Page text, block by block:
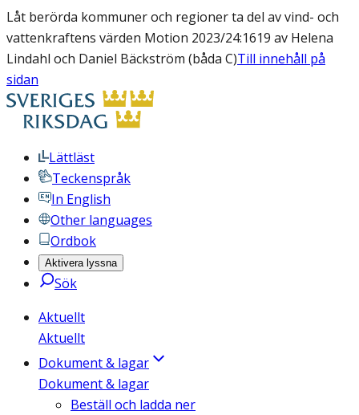
Låt berörda kommuner och regioner ta del av vind- och
vattenkraftens värden Motion 2023/24:1619 av Helena
Lindahl och Daniel Bäckström (båda C)Till innehåll på
sidan
Lättläst
Teckenspråk
In English
Other languages
Ordbok
Aktivera lyssna
Sök
Aktuellt
Aktuellt
Dokument & lagar
Dokument & lagar
Beställ och ladda ner